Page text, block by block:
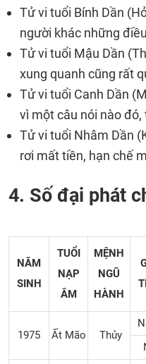
Tử vi tuổi Bính Dần
người khác những
Tử vi tuổi Mậu Dần
xung quanh cũng rất
Tử vi tuổi Canh Dần
vì một câu nói nào
Tử vi tuổi Nhâm Dần
rơi mất tiền, hạn chế
4. Số đại phát
NĂM
SINH
TUỔI
NẠP
ÂM
MỆNH
NGŨ
HÀNH
1975 Ất Mão Thủy